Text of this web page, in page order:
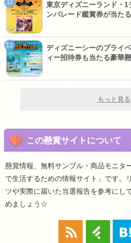
東京ディズニーランド・
ンパレード鑑賞券が当た
ディズニーシーのプライ
ィー招待券も当たる豪華
もっと見る
この懸賞サイトについて
懸賞情報、無料サンプル・商品モニタ
で生活するための情報サイト」です。
ツや実際に届いた当選報告を参考にし
めましょう☆